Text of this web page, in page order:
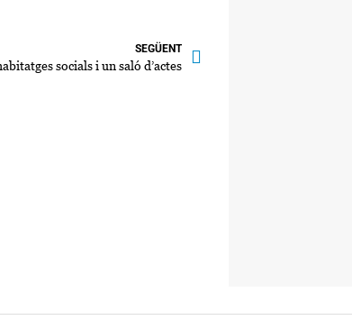
SEGÜENT
socials i un saló d’actes